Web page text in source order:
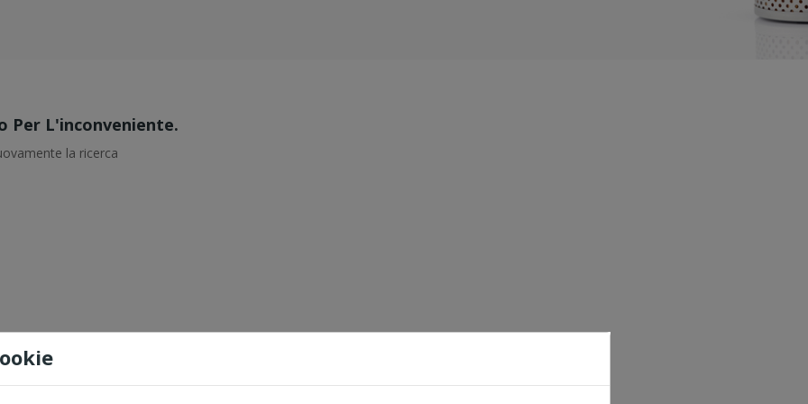
Per L'inconveniente.
la ricerca